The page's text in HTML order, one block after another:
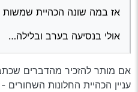
אז במה שונה הכהיית שמשות
אולי בנסיעה בערב ובלילה…
אם מותר להזכיר מהדברים
עניין הכהיית החלונות השחורים